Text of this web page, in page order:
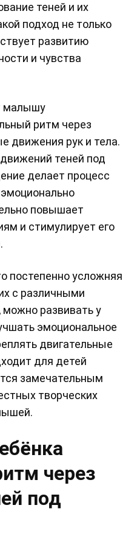
теней и их
подход не только
развитию
и чувства
малышу
ритм через
движения рук и тела.
теней под
делает процесс
повышает
и стимулирует его
постепенно усложняя
с различными
развивать у
эмоциональное
двигательные
для детей
замечательным
творческих
через
под